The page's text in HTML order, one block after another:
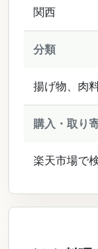
関西
分類
揚げ物、肉
購入・取り
楽天市場で